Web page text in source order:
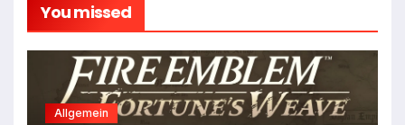
You missed
Allgemein